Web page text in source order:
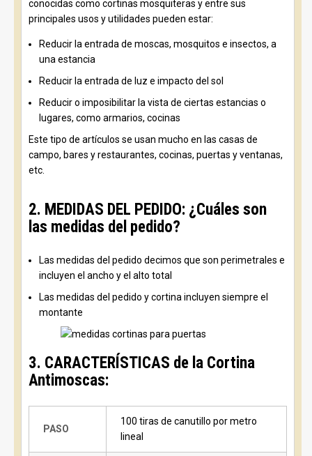
conocidas como cortinas mosquiteras y entre sus
principales usos y utilidades pueden estar:
Reducir la entrada de moscas, mosquitos e insectos, a
una estancia
Reducir la entrada de luz e impacto del sol
Reducir o imposibilitar la vista de ciertas estancias o
lugares, como armarios, cocinas
Este tipo de artículos se usan mucho en las casas de
campo, bares y restaurantes, cocinas, puertas y ventanas,
etc.
2. MEDIDAS DEL PEDIDO: ¿Cuáles son
las medidas del pedido?
Las medidas del pedido decimos que son perimetrales e
incluyen el ancho y el alto total
Las medidas del pedido y cortina incluyen siempre el
montante
3. CARACTERÍSTICAS de la Cortina
Antimoscas:
PASO
100 tiras de canutillo por metro
lineal